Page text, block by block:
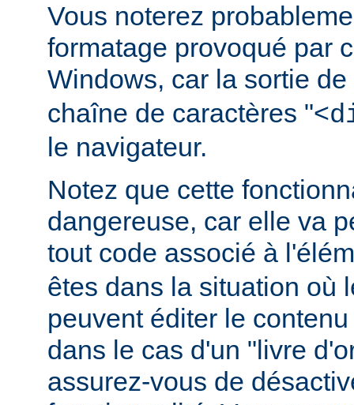
Vous noterez
formatage provoqué par
Windows, car la sortie de
chaîne de caractères "<
le navigateur.
Notez que cette
dangereuse, car elle va
tout code associé à
êtes dans la situation où
peuvent éditer le
dans le cas d'un "livre
assurez-vous de